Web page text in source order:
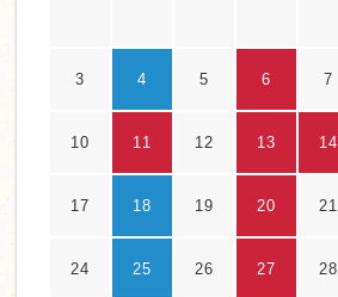
3 4 5 6 7
10 11 12 13 14
17 18 19 20 21
24 25 26 27 28